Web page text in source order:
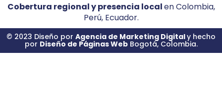
Cobertura regional y presencia localen Colombia,
Perú, Ecuador.
© 2023 Diseño por Agencia de Marketing Digitaly hecho
por Diseño de Páginas WebBogotá, Colombia.